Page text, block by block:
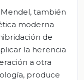
también
moderna
de
la herencia
a otra
produce